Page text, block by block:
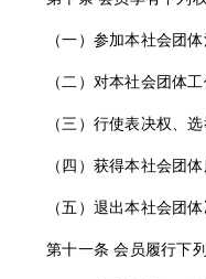
（一）参加本社会团
（二）对本社会团体
（三）行使表决权、
（四）获得本社会团
（五）退出本社会团体
第十一条 会员履行下